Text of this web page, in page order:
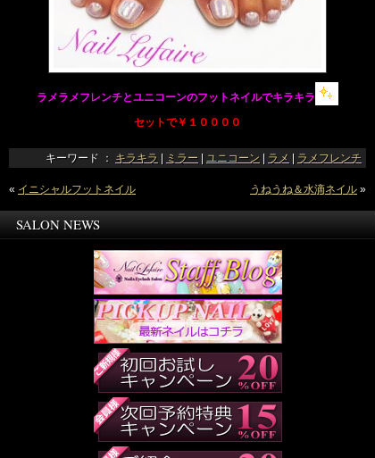
ラメラメフレンチとユニコーンのフットネイルでキラキラ
セットで￥１００００
キーワード ： キラキラ | ミラー | ユニコーン | ラメ | ラメフレンチ
« イニシャルフットネイル うねうね＆水滴ネイル »
SALON NEWS